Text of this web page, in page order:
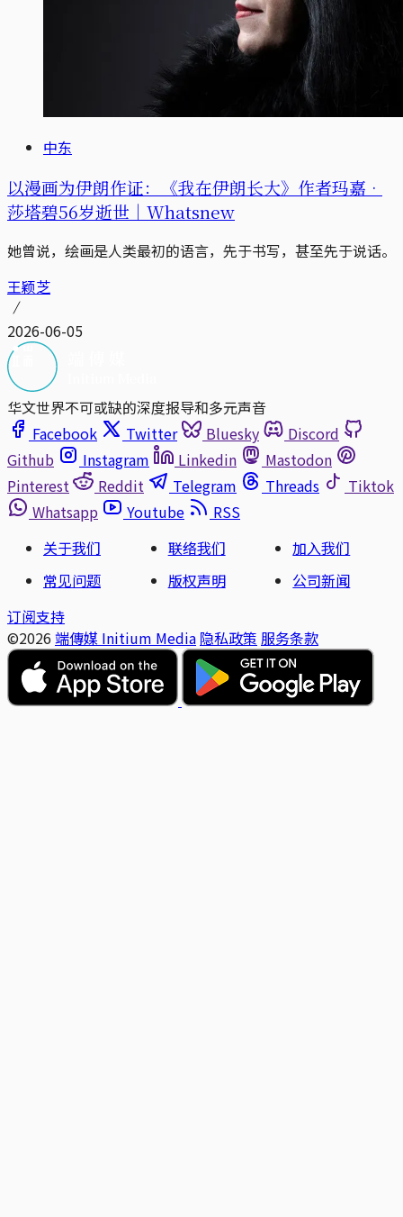
中东
以漫画为伊朗作证：《我在伊朗长大》作者玛嘉‧
莎塔碧56岁逝世｜Whatsnew
她曾说，绘画是人类最初的语言，先于书写，甚至先于说话。
王颖芝
2026-06-05
华文世界不可或缺的深度报导和多元声音
Facebook
Twitter Bluesky
Discord
Github
Instagram Linkedin
Mastodon
Pinterest
Reddit Telegram Threads
Tiktok
Whatsapp
Youtube
RSS
关于我们
联络我们
加入我们
常见问题
版权声明
公司新闻
订阅支持
©2026 端傳媒 Initium Media 隐私政策 服务条款